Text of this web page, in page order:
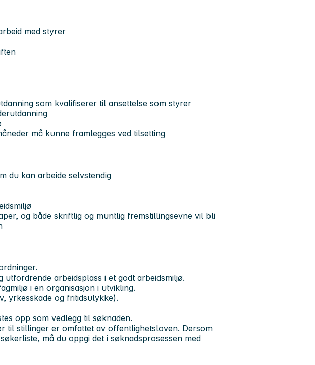
med styrer
som kvalifiserer til ansettelse som styrer
må kunne framlegges ved tilsetting
du kan arbeide selvstendig
og både skriftlig og muntlig fremstillingsevne vil bli
utfordrende arbeidsplass i et godt arbeidsmiljø.
i en organisasjon i utvikling.
yrkesskade og fritidsulykke).
opp som vedlegg til søknaden.
til stillinger er omfattet av offentlighetsloven. Dersom
må du oppgi det i søknadsprosessen med